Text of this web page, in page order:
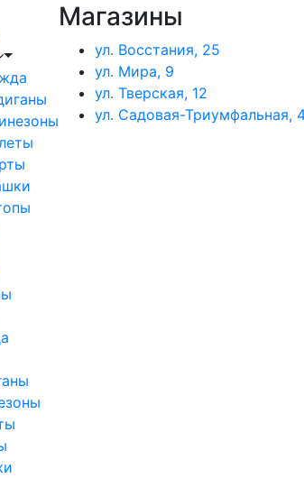
Магазины
ул. Восстания, 25
ул. Мира, 9
ул. Тверская, 12
ул. Садовая-Триумфальная,